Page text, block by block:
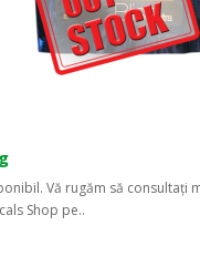
Vă rugăm să consultați
Shop pe..